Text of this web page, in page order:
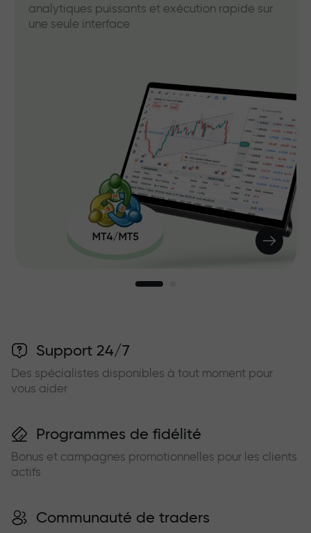
analytiques puissants et exécution rapide sur
une seule interface
Support 24/7
Des spécialistes disponibles à tout moment pour
vous aider
Programmes de fidélité
Bonus et campagnes promotionnelles pour les clients
actifs
Communauté de traders